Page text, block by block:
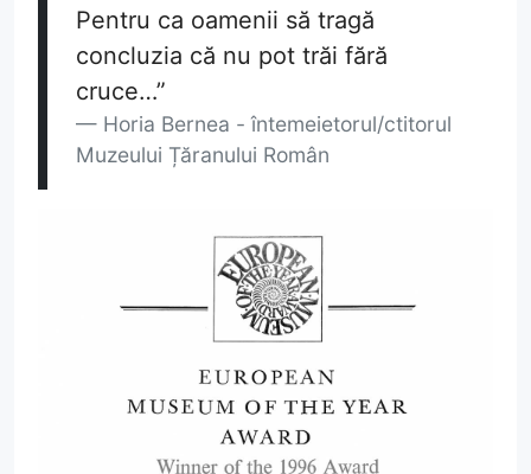
Pentru ca oamenii să tragă
concluzia că nu pot trăi fără
cruce…”
Horia Bernea - întemeietorul/ctitorul
Muzeului Țăranului Român